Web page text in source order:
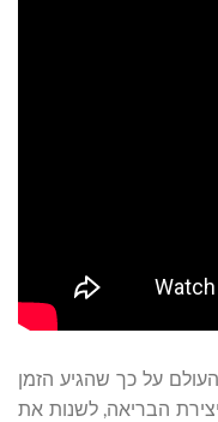
על כך שהגיע הזמן
הבריאה, לשנות את